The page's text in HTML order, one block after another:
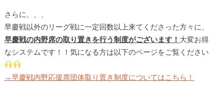
さらに、、、
早慶戦以外のリーグ戦に一定回数以上来てくださった方々に、
早慶戦の内野席の取り置きを行う制度がございます！ 大変お得
なシステムです！！気になる方は以下のページをご覧ください
→早慶戦内野応援席団体取り置き制度についてはこちら！